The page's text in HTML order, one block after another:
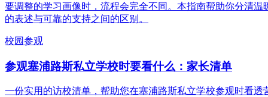
要调整的学习画像时，流程会完全不同。本指南帮助你分清温
的表述与可靠的支持之间的区别。
校园参观
参观塞浦路斯私立学校时要看什么：家长清单
一份实用的访校清单，帮助您在塞浦路斯私立学校参观时看透